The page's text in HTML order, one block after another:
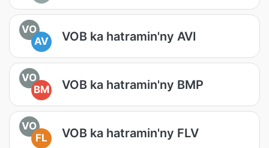
VO
AV
VOB ka hatramin'ny AVI
VO
BM
VOB ka hatramin'ny BMP
VO
FL
VOB ka hatramin'ny FLV